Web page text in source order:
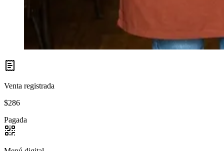
Venta registrada
$286
Pagada